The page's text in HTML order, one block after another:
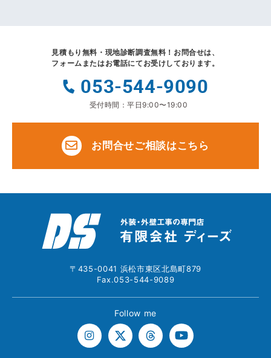
見積もり無料・現地診断調査無料！ お問合せは、
フォームまたはお電話にてお受けしております。
053-544-9090
受付時間：平日9:00〜19:00
お問合せご相談はこちら
〒435-0041 浜松市東区北島町879
Fax.053-544-9089
Follow me